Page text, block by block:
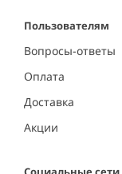
Пользователям
Вопросы-ответы
Оплата
Доставка
Акции